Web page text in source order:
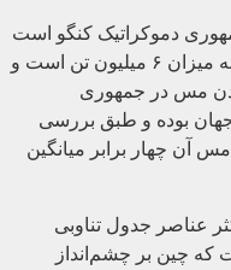
دموکراتیک کنگو است
که صاحب بزرگترین ذخایر کبالت جهان به میزان ۶ میلیون تن است و
مس در جمهوری
جهان بوده و طبق بررسی
آن چهار برابر میانگین
عناصر جدول تناوبی
که چین بر چشم‌انداز